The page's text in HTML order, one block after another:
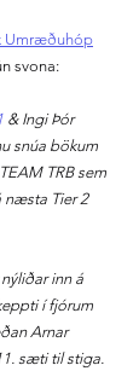
Umræðuhóp
svona:
& Ingi Þór
snúa bökum
TRB sem
næsta Tier 2
inn á
í fjórum
Arnar
sæti til stiga.